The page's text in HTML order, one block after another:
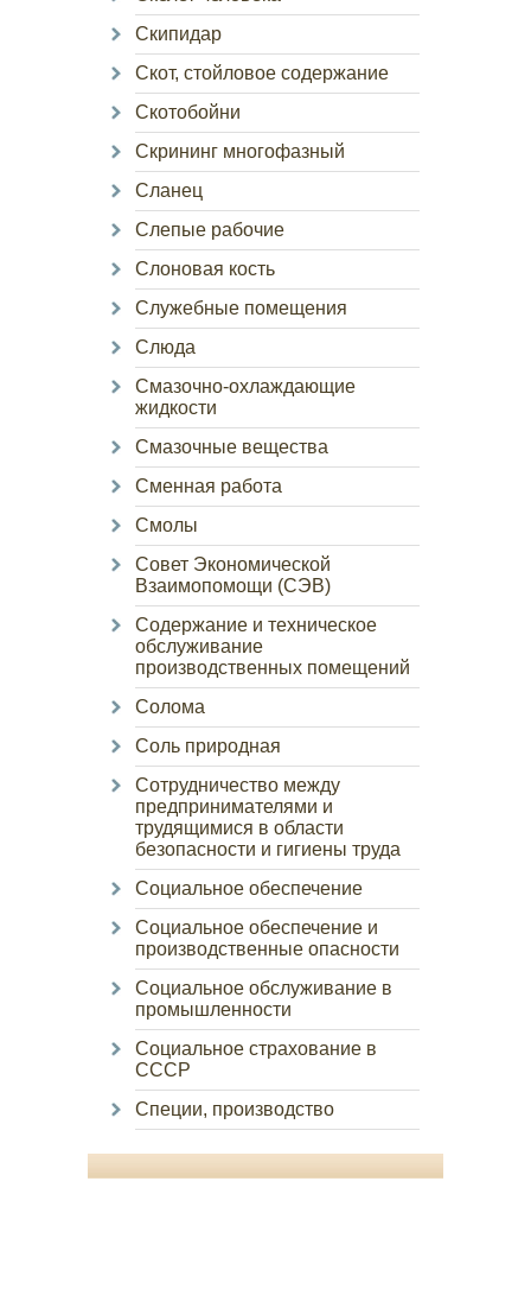
Скипидар
Скот, стойловое содержание
Скотобойни
Скрининг многофазный
Сланец
Слепые рабочие
Слоновая кость
Служебные помещения
Слюда
Смазочно-охлаждающие
жидкости
Смазочные вещества
Сменная работа
Смолы
Совет Экономической
Взаимопомощи (СЭВ)
Содержание и техническое
обслуживание
производственных помещений
Солома
Соль природная
Сотрудничество между
предпринимателями и
трудящимися в области
безопасности и гигиены труда
Социальное обеспечение
Социальное обеспечение и
производственные опасности
Социальное обслуживание в
промышленности
Социальное страхование в
СССР
Специи, производство